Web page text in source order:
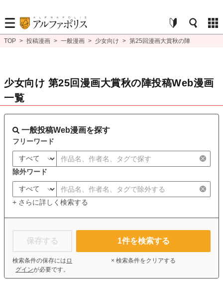
TOP > 投稿漫画 > 一般漫画 > 少女向け > 第25回漫画大賞秋の陣
少女向け 第25回漫画大賞秋の陣投稿Web漫画
一覧
一般投稿Web漫画を探す
フリーワード
除外ワード
+ さらに詳しく検索する
保存する
検索条件の保存には ロ
グインが必要です。
1件を検索する
× 検索条件をクリアする